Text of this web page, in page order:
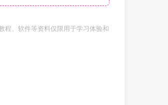
程、软件等资料仅限用于学习体验和